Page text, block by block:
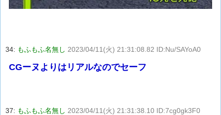
34: もふもふ名無し 2023/04/11(火) 21:31:08.82 ID:Nu/SAYoA0
CGーヌよりはリアルなのでセーフ
37: もふもふ名無し 2023/04/11(火) 21:31:38.10 ID:7cg0gk3F0